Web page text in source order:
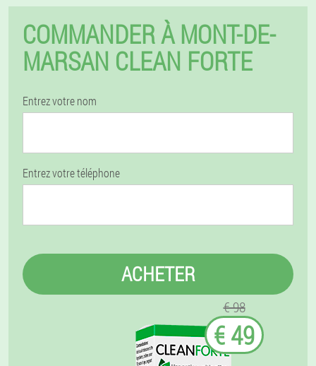
COMMANDER À MONT-DE-
MARSAN CLEAN FORTE
Entrez votre nom
Entrez votre téléphone
ACHETER
€ 98
€ 49